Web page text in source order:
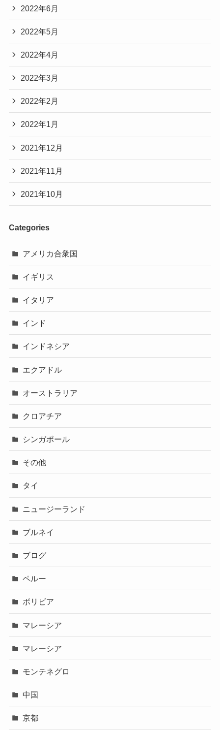
2022年6月
2022年5月
2022年4月
2022年3月
2022年2月
2022年1月
2021年12月
2021年11月
2021年10月
Categories
アメリカ合衆国
イギリス
イタリア
インド
インドネシア
エクアドル
オーストラリア
クロアチア
シンガポール
その他
タイ
ニュージーランド
ブルネイ
ブログ
ペルー
ボリビア
マレーシア
マレーシア
モンテネグロ
中国
京都